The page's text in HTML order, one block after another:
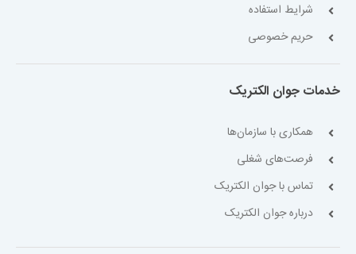
شرایط استفاده
حریم خصوصی
خدمات جوان الکتریک
همکاری با سازمان‌ها
فرصت‌های شغلی
تماس با جوان الکتریک
درباره جوان الکتریک